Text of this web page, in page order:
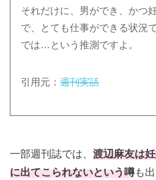
それだけに、男ができ、かつ
で、とても仕事ができる状況
では…という推測ですよ。
引用元：週刊実話
一部週刊誌では、渡辺麻友は
に出てこられないという噂も